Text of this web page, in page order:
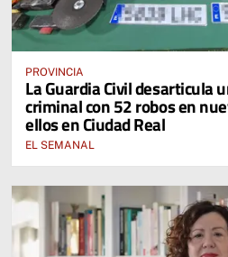
PROVINCIA
La Guardia Civil desarticula
criminal con 52 robos en
ellos en Ciudad Real
EL SEMANAL